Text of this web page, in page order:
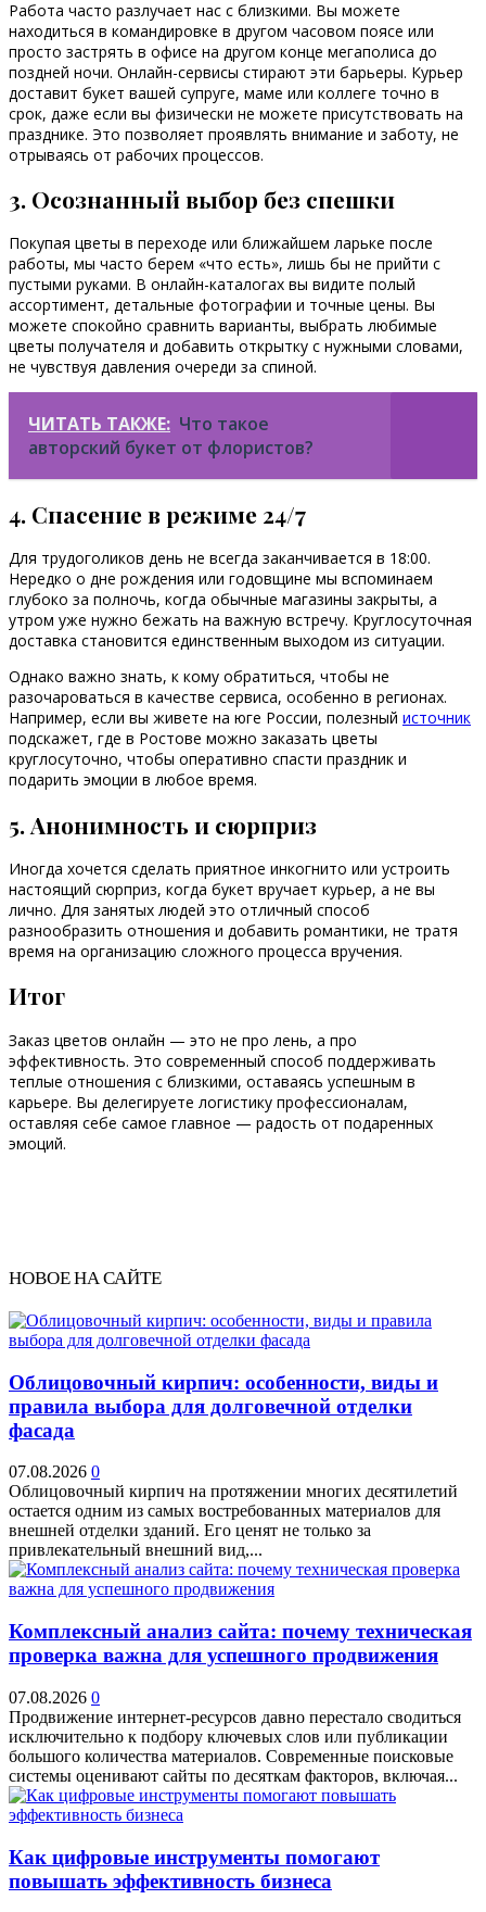
Работа часто разлучает нас с близкими. Вы можете
находиться в командировке в другом часовом поясе или
просто застрять в офисе на другом конце мегаполиса до
поздней ночи. Онлайн-сервисы стирают эти барьеры. Курьер
доставит букет вашей супруге, маме или коллеге точно в
срок, даже если вы физически не можете присутствовать на
празднике. Это позволяет проявлять внимание и заботу, не
отрываясь от рабочих процессов.
3. Осознанный выбор без спешки
Покупая цветы в переходе или ближайшем ларьке после
работы, мы часто берем «что есть», лишь бы не прийти с
пустыми руками. В онлайн-каталогах вы видите полый
ассортимент, детальные фотографии и точные цены. Вы
можете спокойно сравнить варианты, выбрать любимые
цветы получателя и добавить открытку с нужными словами,
не чувствуя давления очереди за спиной.
ЧИТАТЬ ТАКЖЕ: Что такое
авторский букет от флористов?
4. Спасение в режиме 24/7
Для трудоголиков день не всегда заканчивается в 18:00.
Нередко о дне рождения или годовщине мы вспоминаем
глубоко за полночь, когда обычные магазины закрыты, а
утром уже нужно бежать на важную встречу. Круглосуточная
доставка становится единственным выходом из ситуации.
Однако важно знать, к кому обратиться, чтобы не
разочароваться в качестве сервиса, особенно в регионах.
Например, если вы живете на юге России, полезный источник
подскажет, где в Ростове можно заказать цветы
круглосуточно, чтобы оперативно спасти праздник и
подарить эмоции в любое время.
5. Анонимность и сюрприз
Иногда хочется сделать приятное инкогнито или устроить
настоящий сюрприз, когда букет вручает курьер, а не вы
лично. Для занятых людей это отличный способ
разнообразить отношения и добавить романтики, не тратя
время на организацию сложного процесса вручения.
Итог
Заказ цветов онлайн — это не про лень, а про
эффективность. Это современный способ поддерживать
теплые отношения с близкими, оставаясь успешным в
карьере. Вы делегируете логистику профессионалам,
оставляя себе самое главное — радость от подаренных
эмоций.
НОВОЕ НА САЙТЕ
Облицовочный кирпич: особенности, виды и
правила выбора для долговечной отделки
фасада
07.08.2026 0
Облицовочный кирпич на протяжении многих десятилетий
остается одним из самых востребованных материалов для
внешней отделки зданий. Его ценят не только за
привлекательный внешний вид,...
Комплексный анализ сайта: почему техническая
проверка важна для успешного продвижения
07.08.2026 0
Продвижение интернет-ресурсов давно перестало сводиться
исключительно к подбору ключевых слов или публикации
большого количества материалов. Современные поисковые
системы оценивают сайты по десяткам факторов, включая...
Как цифровые инструменты помогают
повышать эффективность бизнеса